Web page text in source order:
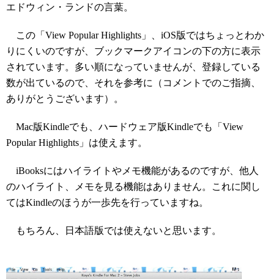
エドウィン・ランドの言葉。
この「View Popular Highlights」、iOS版ではちょっとわか
りにくいのですが、ブックマークアイコンの下の方に表示
されています。多い順になっていませんが、登録している
数が出ているので、それを参考に（コメントでのご指摘、
ありがとうございます）。
Mac版Kindleでも、ハードウェア版Kindleでも「View
Popular Highlights」は使えます。
iBooksにはハイライトやメモ機能があるのですが、他人
のハイライト、メモを見る機能はありません。これに関し
てはKindleのほうが一歩先を行っていますね。
もちろん、日本語版では使えないと思います。